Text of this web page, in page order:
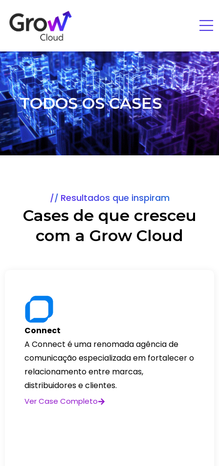
TODOS OS CASES
Resultados que inspiram
Cases de que cresceu
com a Grow Cloud
Connect
A Connect é uma renomada agência de
comunicação especializada em fortalecer o
relacionamento entre marcas,
distribuidores e clientes.
Ver Case Completo